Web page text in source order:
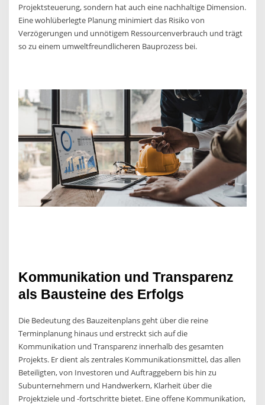
Projektsteuerung, sondern hat auch eine nachhaltige Dimension.
Eine wohlüberlegte Planung minimiert das Risiko von
Verzögerungen und unnötigem Ressourcenverbrauch und trägt
so zu einem umweltfreundlicheren Bauprozess bei.
Kommunikation und Transparenz
als Bausteine des Erfolgs
Die Bedeutung des Bauzeitenplans geht über die reine
Terminplanung hinaus und erstreckt sich auf die
Kommunikation und Transparenz innerhalb des gesamten
Projekts. Er dient als zentrales Kommunikationsmittel, das allen
Beteiligten, von Investoren und Auftraggebern bis hin zu
Subunternehmern und Handwerkern, Klarheit über die
Projektziele und -fortschritte bietet. Eine offene Kommunikation,